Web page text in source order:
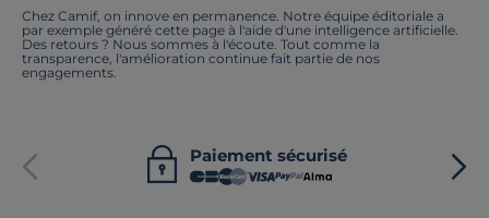
Chez Camif, on innove en permanence. Notre équipe éditoriale a
par exemple généré cette page à l'aide d'une intelligence artificielle.
Des retours ? Nous sommes à l'écoute. Tout comme la
transparence, l'amélioration continue fait partie de nos
engagements.
Paiement sécurisé